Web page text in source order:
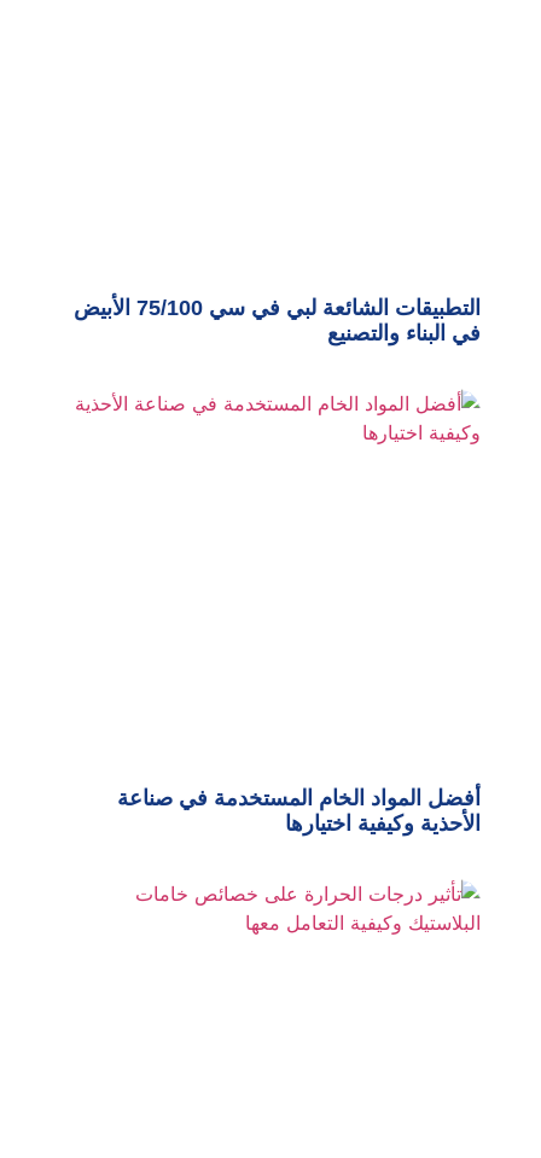
التطبيقات الشائعة لبي في سي 75/100 الأبيض
في البناء والتصنيع
أفضل المواد الخام المستخدمة في صناعة
الأحذية وكيفية اختيارها